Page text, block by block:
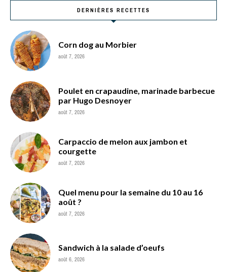
DERNIÈRES RECETTES
Corn dog au Morbier
août 7, 2026
Poulet en crapaudine, marinade barbecue
par Hugo Desnoyer
août 7, 2026
Carpaccio de melon aux jambon et
courgette
août 7, 2026
Quel menu pour la semaine du 10 au 16
août ?
août 7, 2026
Sandwich à la salade d’oeufs
août 6, 2026